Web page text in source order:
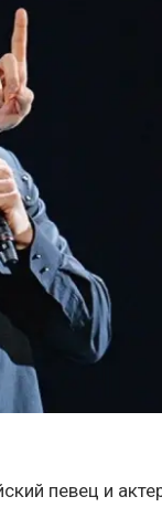
певец и